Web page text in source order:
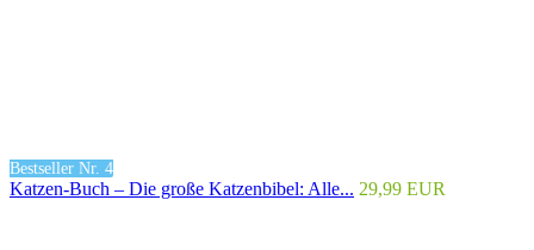
Bestseller Nr. 4
Katzen-Buch – Die große Katzenbibel: Alle... 29,99 EUR